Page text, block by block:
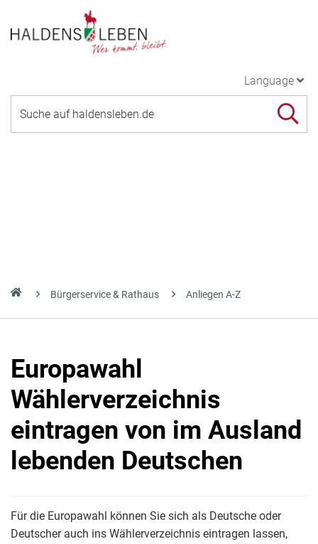
Language
Bürgerservice & Rathaus Anliegen A-Z
Europawahl
Wählerverzeichnis
eintragen von im Ausland
lebenden Deutschen
Für die Europawahl können Sie sich als Deutsche oder
Deutscher auch ins Wählerverzeichnis eintragen lassen,